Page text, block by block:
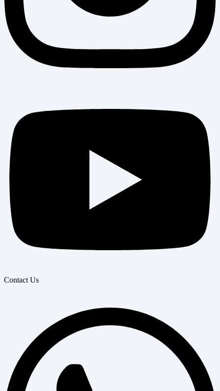
Contact Us